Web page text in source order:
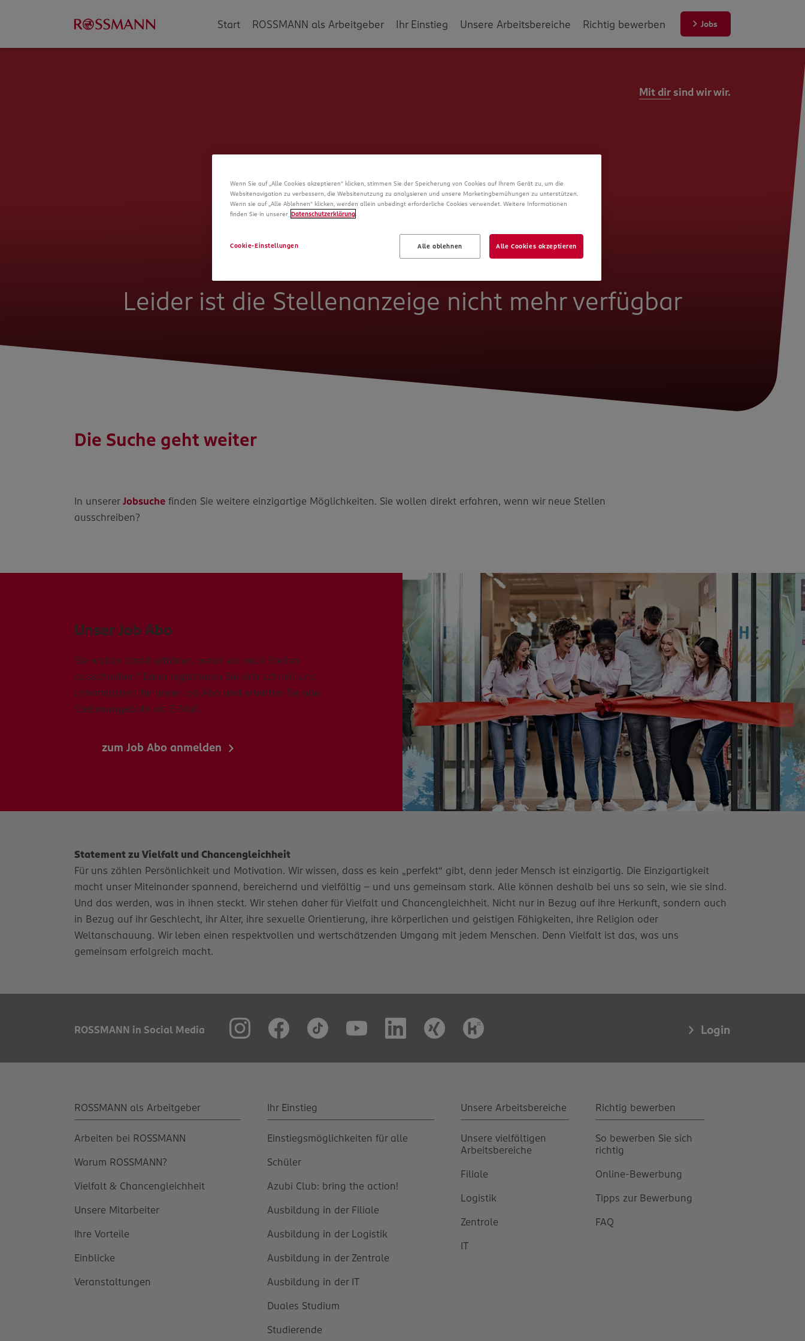
Start ROSSMANN als Arbeitgeber Ihr Einstieg Unsere Arbeitsbereiche Richtig bewerben Jobs
Mit dirsind wir wir.
Schade!
Leider ist die Stellenanzeige nicht mehr verfügbar
Die Suche geht weiter
In unsererJobsuche finden Sie weitere einzigartige Möglichkeiten. Sie wollen direkt erfahren, wenn wir neue Stellen
ausschreiben?
Unser Job Abo
Sie wollen direkt erfahren, wenn wir neue Stellen
ausschreiben? Dann registrieren Sie sich schnell und
unkompliziert für unser Job Abo und erhalten Sie alle
Stellenangebote via E-Mail.
zum Job Abo anmelden
Statement zu Vielfalt und Chancengleichheit
Für uns zählen Persönlichkeit und Motivation. Wir wissen, dass es kein „perfekt“ gibt, denn jeder Mensch ist einzigartig. Die Einzigartigkeit
macht unser Miteinander spannend, bereichernd und vielfältig – und uns gemeinsam stark. Alle können deshalb bei uns so sein, wie sie sind.
Und das werden, was in ihnen steckt. Wir stehen daher für Vielfalt und Chancengleichheit. Nicht nur in Bezug auf ihre Herkunft, sondern auch
in Bezug auf ihr Geschlecht, ihr Alter, ihre sexuelle Orientierung, ihre körperlichen und geistigen Fähigkeiten, ihre Religion oder
Weltanschauung. Wir leben einen respektvollen und wertschätzenden Umgang mit jedem Menschen. Denn Vielfalt ist das, was uns
gemeinsam erfolgreich macht.
ROSSMANN in Social Media Login
ROSSMANN als Arbeitgeber
Arbeiten bei ROSSMANN
Warum ROSSMANN?
Vielfalt & Chancengleichheit
Unsere Mitarbeiter
Ihre Vorteile
Einblicke
Veranstaltungen
Ihr Einstieg
Einstiegsmöglichkeiten für alle
Schüler
Azubi Club: bring the action!
Ausbildung in der Filiale
Ausbildung in der Logistik
Ausbildung in der Zentrale
Ausbildung in der IT
Duales Studium
Studierende
Unsere Arbeitsbereiche
Unsere vielfältigen
Arbeitsbereiche
Filiale
Logistik
Zentrale
IT
Richtig bewerben
So bewerben Sie sich
richtig
Online-Bewerbung
Tipps zur Bewerbung
FAQ
Wenn Sie auf „Alle Cookies akzeptieren“ klicken, stimmen Sie der Speicherung von Cookies auf Ihrem Gerät zu, um die
Websitenavigation zu verbessern, die Websitenutzung zu analysieren und unsere Marketingbemühungen zu unterstützen.
Wenn sie auf „Alle Ablehnen“ klicken, werden allein unbedingt erforderliche Cookies verwendet. Weitere Informationen
finden Sie in unserer Datenschutzerklärung
Alle ablehnen Alle Cookies akzeptieren
Cookie-Einstellungen